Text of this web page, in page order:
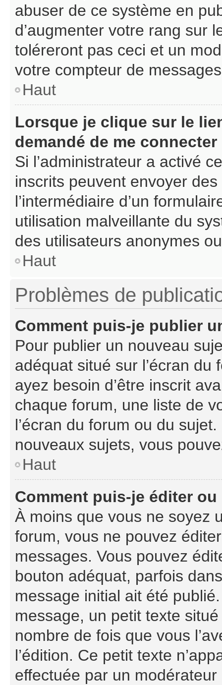
abuser de ce système en
d’augmenter votre rang sur
toléreront pas ceci et un
votre compteur de
Haut
Lorsque je clique sur le
demandé de me connecter
Si l’administrateur a activé
inscrits peuvent envoyer
l’intermédiaire d’un
utilisation malveillante du
des utilisateurs anonymes
Haut
Problèmes de
Comment puis-je publier
Pour publier un nouveau
adéquat situé sur l’écran
ayez besoin d’être inscrit
chaque forum, une liste de
l’écran du forum ou du
nouveaux sujets, vous
Haut
Comment puis-je éditer
À moins que vous ne soyez
forum, vous ne pouvez
messages. Vous pouvez
bouton adéquat, parfois
message initial ait été
message, un petit texte
nombre de fois que vous
l’édition. Ce petit texte
effectuée par un